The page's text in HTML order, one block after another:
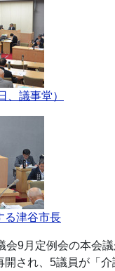
、議事堂）
る津谷市長
会9月定例会の本会議
開され、5議員が「